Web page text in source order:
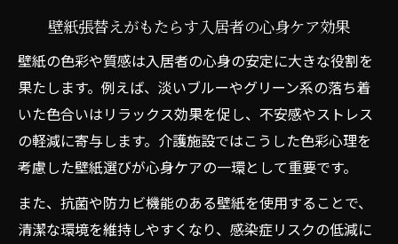
壁紙張替えがもたらす入居者の心身ケア効果
壁紙の色彩や質感は入居者の心身の安定に大きな役割を
果たします。例えば、淡いブルーやグリーン系の落ち着
いた色合いはリラックス効果を促し、不安感やストレス
の軽減に寄与します。介護施設ではこうした色彩心理を
考慮した壁紙選びが心身ケアの一環として重要です。
また、抗菌や防カビ機能のある壁紙を使用することで、
清潔な環境を維持しやすくなり、感染症リスクの低減に